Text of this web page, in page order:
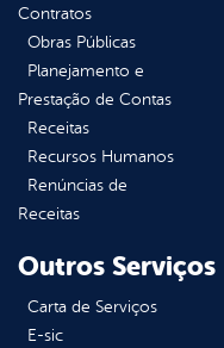
Contratos
Obras Públicas
Planejamento e
Prestação de Contas
Receitas
Recursos Humanos
Renúncias de
Receitas
Outros Serviços
Carta de Serviços
E-sic